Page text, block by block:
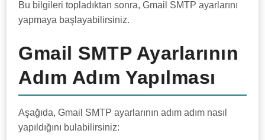
Bu bilgileri topladıktan sonra, Gmail SMTP ayarlarını
yapmaya başlayabilirsiniz.
Gmail SMTP Ayarlarının
Adım Adım Yapılması
Aşağıda, Gmail SMTP ayarlarının adım adım nasıl
yapıldığını bulabilirsiniz: